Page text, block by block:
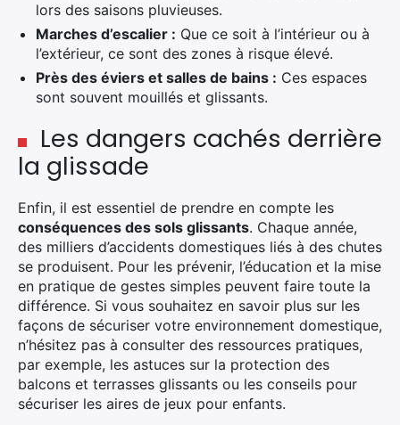
lors des saisons pluvieuses.
Marches d’escalier : Que ce soit à l’intérieur ou à
l’extérieur, ce sont des zones à risque élevé.
Près des éviers et salles de bains : Ces espaces
sont souvent mouillés et glissants.
Les dangers cachés derrière
la glissade
Enfin, il est essentiel de prendre en compte les
conséquences des sols glissants. Chaque année,
des milliers d’accidents domestiques liés à des chutes
se produisent. Pour les prévenir, l’éducation et la mise
en pratique de gestes simples peuvent faire toute la
différence. Si vous souhaitez en savoir plus sur les
façons de sécuriser votre environnement domestique,
n’hésitez pas à consulter des ressources pratiques,
par exemple, les astuces sur la protection des
balcons et terrasses glissants ou les conseils pour
sécuriser les aires de jeux pour enfants.